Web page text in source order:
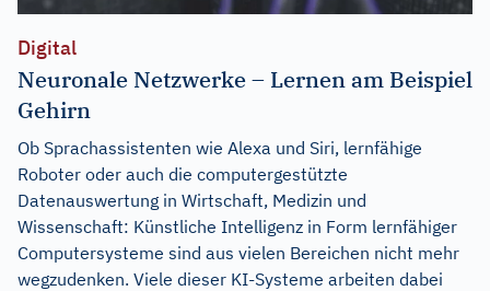
Digital
Neuronale Netzwerke – Lernen am Beispiel
Gehirn
Ob Sprachassistenten wie Alexa und Siri, lernfähige
Roboter oder auch die computergestützte
Datenauswertung in Wirtschaft, Medizin und
Wissenschaft: Künstliche Intelligenz in Form lernfähiger
Computersysteme sind aus vielen Bereichen nicht mehr
wegzudenken. Viele dieser KI-Systeme arbeiten dabei